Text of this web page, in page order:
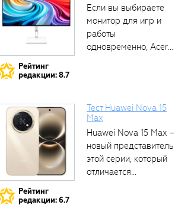
Рейтинг
редакции: 8.7
Если вы выбираете
монитор для игр и
работы
одновременно, Acer
Рейтинг
редакции: 6.7
Тест Huawei Nova 15
Max
Huawei Nova 15 Max –
новый представитель
этой серии, который
отличается...